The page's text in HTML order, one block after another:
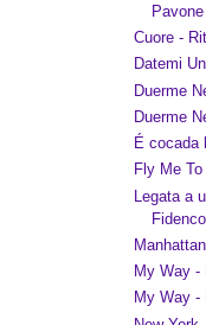
Pavone
Cuore -
Datemi
Duerme
Duerme
É cocada
Fly Me
Legata a
Fidenco
My Way
My Way -